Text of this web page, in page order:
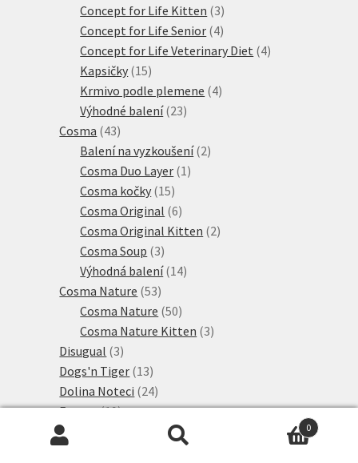
produkty
Concept for Life Kitten 33
produkty
Concept for Life Senior 44
produkty
Concept for Life Veterinary Diet 44
Kapsičky 1515
produktů
Krmivo podle plemene 44
Výhodné balení 2323
Cosma 4343
produktů
Balení na vyzkoušení 22
Cosma Duo Layer 1 1
Cosma kočky 1515
produktů
Cosma Original 66
produktů
Cosma Original Kitten 22
Cosma Soup 33
produkty
Výhodná balení 1414
Cosma Nature 5353
produktů
Cosma Nature 5050
produktů
Cosma Nature Kitten 33
Disugual 33
produkty
Dogs'n Tiger 1313
produktů
Dolina Noteci 2424
produktů
Encore 1919
produktů
Eukanuba
Feringa
0